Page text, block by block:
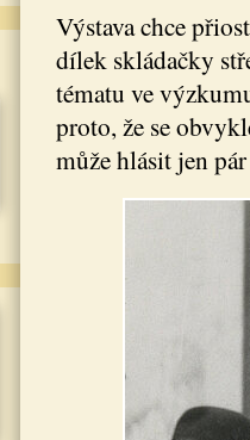
Výstava chce
dílek skládačky
tématu ve
proto, že se
může hlásit jen